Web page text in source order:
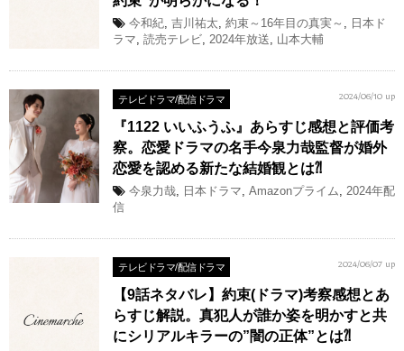
今和紀, 吉川祐太, 約束～16年目の真実～ , 日本ド
ラマ, 読売テレビ, 2024年放送, 山本大輔
テレビドラマ/配信ドラマ 2024/06/10 up
『1122 いいふうふ』あらすじ感想と評価考
察。恋愛ドラマの名手今泉力哉監督が婚外
恋愛を認める新たな結婚観とは⁈
今泉力哉, 日本ドラマ, Amazonプライム, 2024年配
信
テレビドラマ/配信ドラマ 2024/06/07 up
【9話ネタバレ】約束(ドラマ)考察感想とあ
らすじ解説。真犯人が誰か姿を明かすと共
にシリアルキラーの”闇の正体”とは⁈